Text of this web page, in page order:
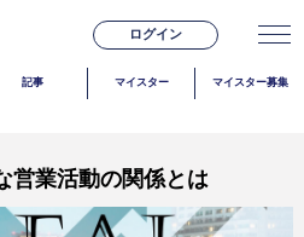
ログイン
記事 マイスター マイスター募集
営業活動の関係とは